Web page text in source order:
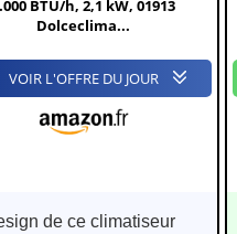
BTU/h, 2,1 kW, 01913
Dolceclima...
VOIR L'OFFRE DU JOUR
de ce climatiseur